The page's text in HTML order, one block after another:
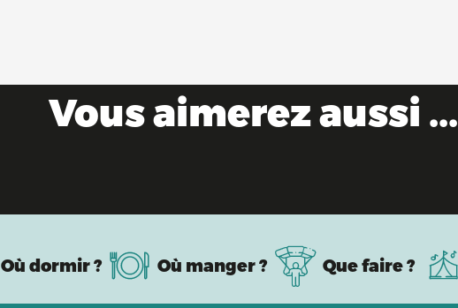
Vous aimerez aussi ...
Où dormir ? Où manger ? Que faire ?